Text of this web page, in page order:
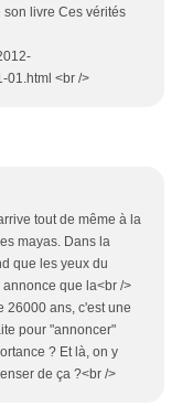
livre Ces vérités
01.html <br />
tout de même à la
mayas. Dans la
que les yeux du
que la<br />
26000 ans, c'est une
pour "annoncer"
? Et là, on y
de ça ?<br />